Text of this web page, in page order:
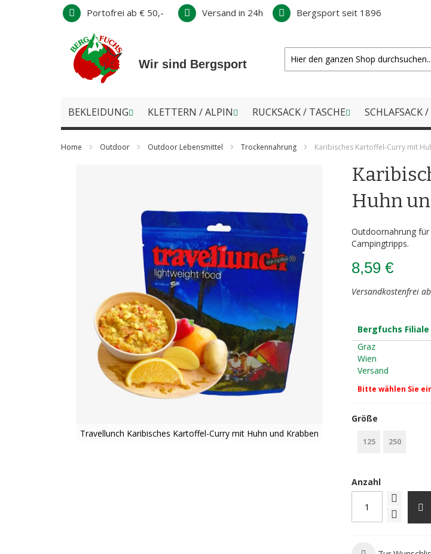
Direkt
Inhalt
Portofrei ab € 50,- Versand in 24h Bergsport seit 1896
Wir sind Bergsport
BEKLEIDUNG KLETTERN / ALPIN RUCKSACK / TASCHE SCHLAFSACK
Home Outdoor Outdoor Lebensmittel Trockennahrung Karibisches Kartoffel-Curry mit
Travellunch Karibisches Kartoffel-Curry mit Huhn und Krabben
Huhn
Outdoornahrung
Campingtripps.
8,59 €
Versandkostenfrei
Bergfuchs Filiale
Graz
Wien
Versand
Bitte wählen Sie
Größe
125 250
Anzahl